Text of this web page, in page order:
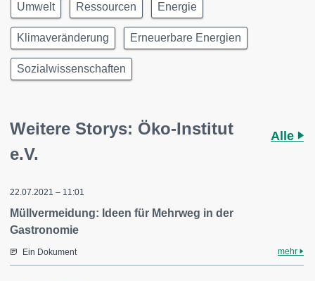
Umwelt Ressourcen Energie
Klimaveränderung Erneuerbare Energien
Sozialwissenschaften
Weitere Storys: Öko-Institut
e.V.
Alle
22.07.2021 – 11:01
Müllvermeidung: Ideen für Mehrweg in der
Gastronomie
Ein Dokument mehr